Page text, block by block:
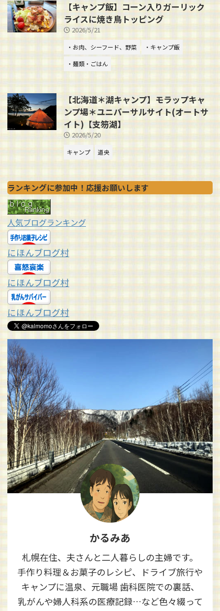
【キャンプ飯】コーン入りガーリック
ライスに焼き鳥トッピング
2026/5/21
・お肉、シーフード、野菜
・キャンプ飯
・麺類・ごはん
【北海道＊湖キャンプ】モラップキャ
ンプ場＊ユニバーサルサイト(オートサ
イト)【支笏湖】
2026/5/20
キャンプ 道央
ランキングに参加中！応援お願いします
人気ブログランキング
にほんブログ村
にほんブログ村
にほんブログ村
かるみあ
札幌在住、夫さんと二人暮らしの主婦です。
手作り料理＆お菓子のレシピ、ドライブ旅行や
キャンプに温泉、元職場 歯科医院での裏話、
乳がんや婦人科系の医療記録…など色々綴って